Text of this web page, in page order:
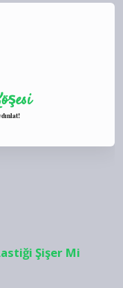
Şişer Mi